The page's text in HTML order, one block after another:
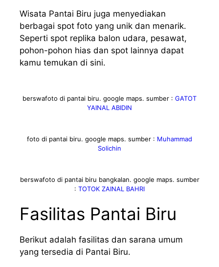
Wisata Pantai Biru juga menyediakan
berbagai spot foto yang unik dan menarik.
Seperti spot replika balon udara, pesawat,
pohon-pohon hias dan spot lainnya dapat
kamu temukan di sini.
berswafoto di pantai biru. google maps. sumber : GATOT
YAINAL ABIDIN
foto di pantai biru. google maps. sumber : Muhammad
Solichin
berswafoto di pantai biru bangkalan. google maps. sumber
: TOTOK ZAINAL BAHRI
Fasilitas Pantai Biru
Berikut adalah fasilitas dan sarana umum
yang tersedia di Pantai Biru.